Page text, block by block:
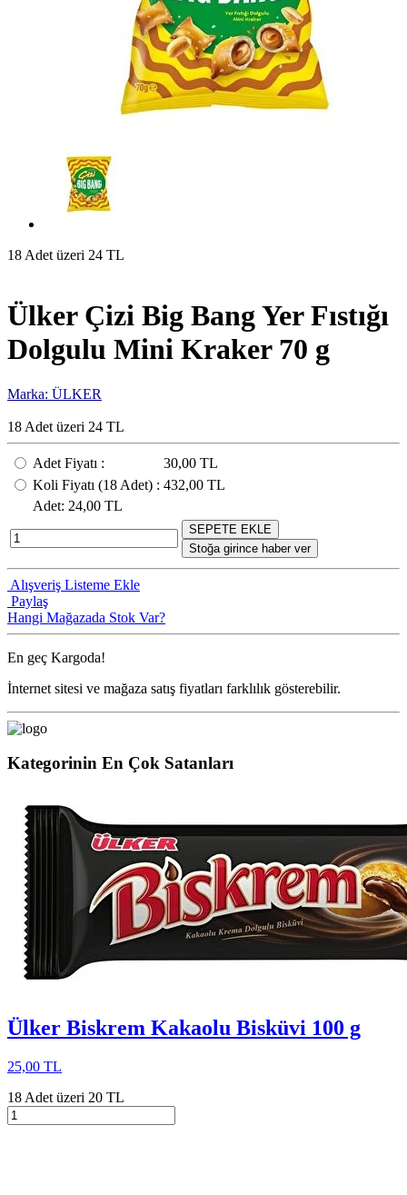
18 Adet üzeri 24 TL
Ülker Çizi Big Bang Yer Fıstığı
Dolgulu Mini Kraker 70 g
Marka: ÜLKER
18 Adet üzeri 24 TL
Adet Fiyatı :
30,00 TL
Koli Fiyatı (18 Adet) : 432,00 TL
Adet: 24,00 TL
SEPETE EKLE
Stoğa girince haber ver
Alışveriş Listeme Ekle
Paylaş
Hangi Mağazada Stok Var?
En geç Kargoda!
İnternet sitesi ve mağaza satış fiyatları farklılık gösterebilir.
Kategorinin En Çok Satanları
Ülker Biskrem Kakaolu Bisküvi 100 g
25,00 TL
18 Adet üzeri 20 TL